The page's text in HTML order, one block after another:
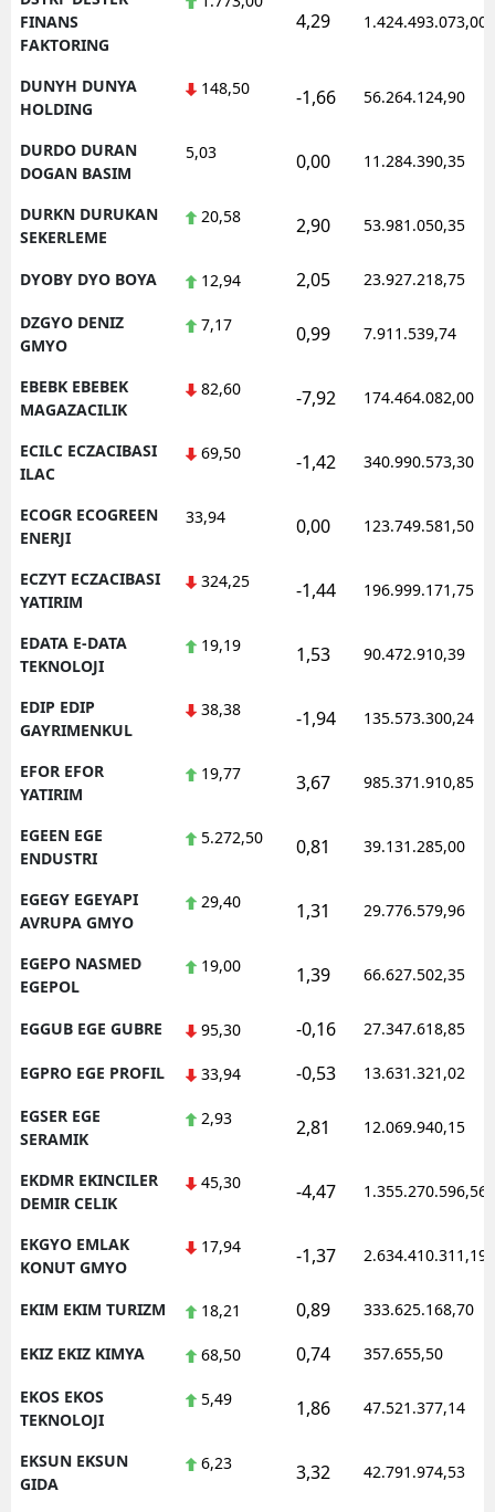
FINANS
FAKTORING
4,29 1.424.493.073,00
DUNYH DUNYA
HOLDING
148,50 -1,66 56.264.124,90
DURDO DURAN
DOGAN BASIM
5,03 0,00 11.284.390,35
DURKN DURUKAN
SEKERLEME
20,58 2,90 53.981.050,35
DYOBY DYO BOYA 12,94 2,05 23.927.218,75
DZGYO DENIZ
GMYO
7,17 0,99 7.911.539,74
EBEBK EBEBEK
MAGAZACILIK
82,60 -7,92 174.464.082,00
ECILC ECZACIBASI
ILAC
69,50 -1,42 340.990.573,30
ECOGR ECOGREEN
ENERJI
33,94 0,00 123.749.581,50
ECZYT ECZACIBASI
YATIRIM
324,25 -1,44 196.999.171,75
EDATA E-DATA
TEKNOLOJI
19,19 1,53 90.472.910,39
EDIP EDIP
GAYRIMENKUL
38,38 -1,94 135.573.300,24
EFOR EFOR
YATIRIM
19,77 3,67 985.371.910,85
EGEEN EGE
ENDUSTRI
5.272,50 0,81 39.131.285,00
EGEGY EGEYAPI
AVRUPA GMYO
29,40 1,31 29.776.579,96
EGEPO NASMED
EGEPOL
19,00 1,39 66.627.502,35
EGGUB EGE GUBRE 95,30 -0,16 27.347.618,85
EGPRO EGE PROFIL 33,94 -0,53 13.631.321,02
EGSER EGE
SERAMIK
2,93 2,81 12.069.940,15
EKDMR EKINCILER
DEMIR CELIK
45,30 -4,47 1.355.270.596,56
EKGYO EMLAK
KONUT GMYO
17,94 -1,37 2.634.410.311,19
EKIM EKIM TURIZM 18,21 0,89 333.625.168,70
EKIZ EKIZ KIMYA 68,50 0,74 357.655,50
EKOS EKOS
TEKNOLOJI
5,49 1,86 47.521.377,14
EKSUN EKSUN
GIDA
6,23 3,32 42.791.974,53